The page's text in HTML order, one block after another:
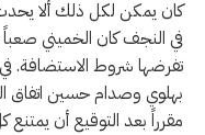
كان يمكن لكل ذلك ألا
في النجف كان الخميني
بهلوي وصدام حسين اتفاق
مقرراً بعد التوقيع أن